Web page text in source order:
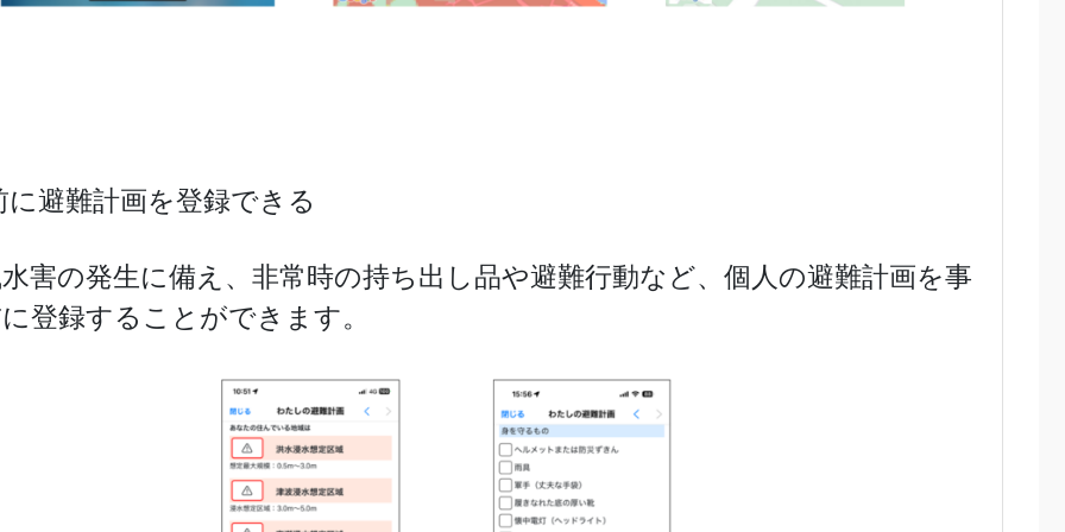
避難計画を登録できる
害の発生に備え、非常時の持ち出し品や避難行動など、個人の避難計画を事
登録することができます。